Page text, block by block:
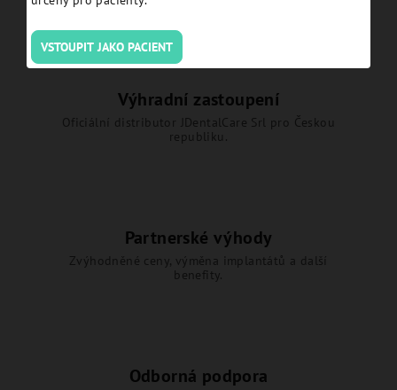
Výhradní zastoupení
Oficiální distributor JDentalCare Srl pro Českou
republiku.
Partnerské výhody
Zvýhodněné ceny, výměna implantátů a další
benefity.
Odborná podpora
VSTOUPIT JAKO PACIENT